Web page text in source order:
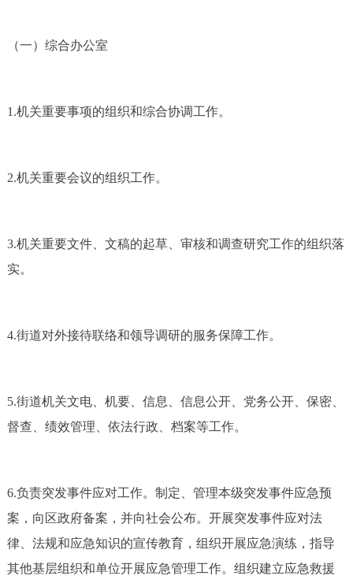
（一）综合办公室
1.机关重要事项的组织和综合协调工作。
2.机关重要会议的组织工作。
3.机关重要文件、文稿的起草、审核和调查研究工作的组织落
实。
4.街道对外接待联络和领导调研的服务保障工作。
5.街道机关文电、机要、信息、信息公开、党务公开、保密、
督查、绩效管理、依法行政、档案等工作。
6.负责突发事件应对工作。制定、管理本级突发事件应急预
案，向区政府备案，并向社会公布。开展突发事件应对法
律、法规和应急知识的宣传教育，组织开展应急演练，指导
其他基层组织和单位开展应急管理工作。组织建立应急救援